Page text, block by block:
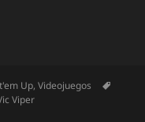
Up,Videojuegos
Viper